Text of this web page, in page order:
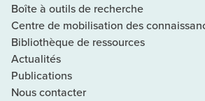
Boîte à outils de recherche
Centre de mobilisation des
Bibliothèque de ressources
Actualités
Publications
Nous contacter